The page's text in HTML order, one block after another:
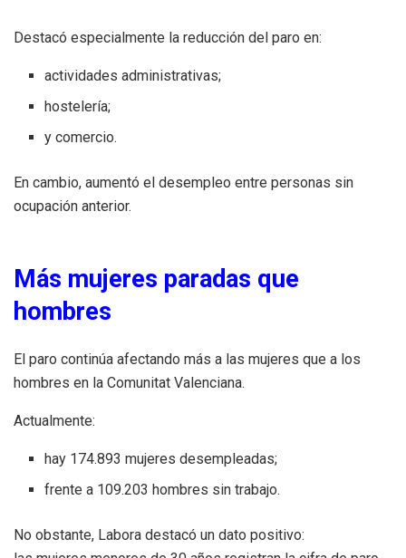
Destacó especialmente la reducción del paro en:
actividades administrativas;
hostelería;
y comercio.
En cambio, aumentó el desempleo entre personas sin
ocupación anterior.
Más mujeres paradas que
hombres
El paro continúa afectando más a las mujeres que a los
hombres en la Comunitat Valenciana.
Actualmente:
hay 174.893 mujeres desempleadas;
frente a 109.203 hombres sin trabajo.
No obstante, Labora destacó un dato positivo: